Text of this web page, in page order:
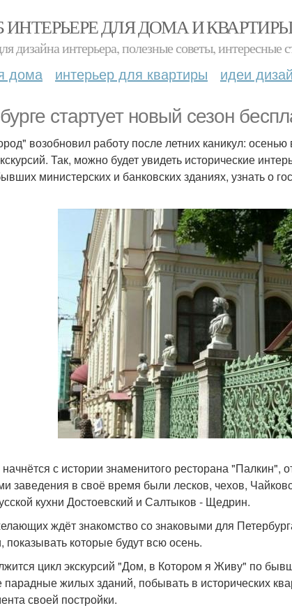
ИНТЕРЬЕРЕ ДЛЯ ДОМА И
дизайна интерьера, полезные советы, интересные
дома интерьер для квартиры идеи
стартует новый сезон
возобновил работу после летних каникул:
Так, можно будет увидеть исторические
министерских и банковских зданиях, узнать о
с истории знаменитого ресторана "Палкин",
заведения в своё время были лесков, чехов,
кухни Достоевский и Салтыков - Щедрин.
ждёт знакомство со знаковыми для
показывать которые будут всю осень.
цикл экскурсий "Дом, в Котором я Живу" по
жилых зданий, побывать в исторических
своей постройки.